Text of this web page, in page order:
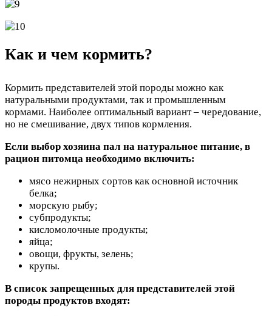
Как и чем кормить?
Кормить представителей этой породы можно как
натуральными продуктами, так и промышленным
кормами. Наиболее оптимальный вариант – чередование,
но не смешивание, двух типов кормления.
Если выбор хозяина пал на натуральное питание, в
рацион питомца необходимо включить:
мясо нежирных сортов как основной источник
белка;
морскую рыбу;
субпродукты;
кисломолочные продукты;
яйца;
овощи, фрукты, зелень;
крупы.
В список запрещенных для представителей этой
породы продуктов входят: